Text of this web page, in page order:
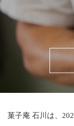
菓子庵 石川は、